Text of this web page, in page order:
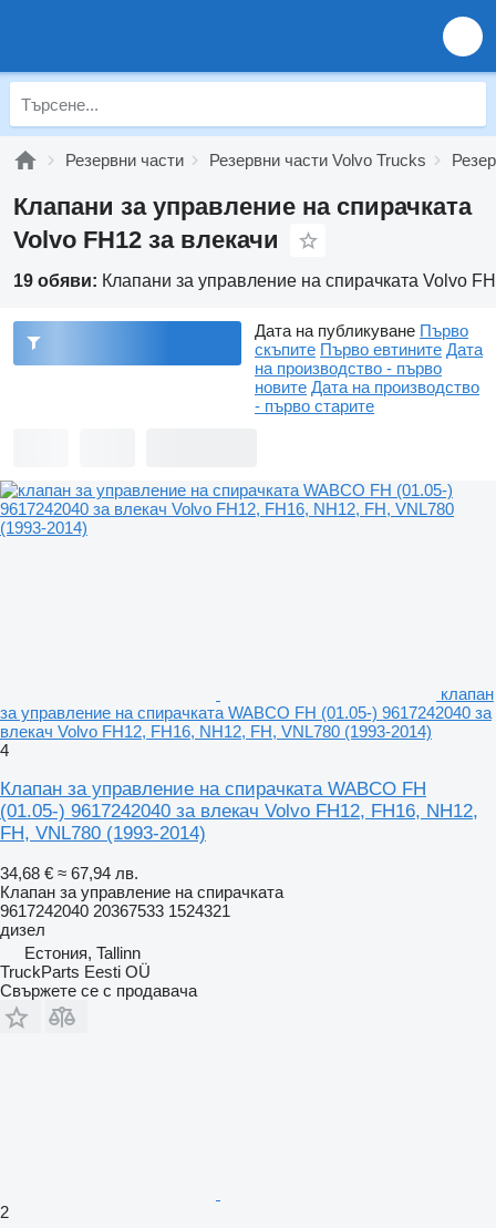
Резервни части Резервни части Volvo Trucks
Клапани за управление на спирачката
Volvo FH12 за влекачи
19 обяви: Клапани за управление на спирачката Volvo
Дата на публикуване Първо
скъпите Първо евтините Дата
на производство - първо
новите Дата на производство
- първо старите
клапан
за управление на спирачката WABCO FH (01.05-) 9617242040 за
влекач Volvo FH12, FH16, NH12, FH, VNL780 (1993-2014)
4
Клапан за управление на спирачката WABCO FH
(01.05-) 9617242040 за влекач Volvo FH12, FH16, NH12,
FH, VNL780 (1993-2014)
34,68 € ≈ 67,94 лв.
Клапан за управление на спирачката
9617242040 20367533 1524321
дизел
Естония, Tallinn
TruckParts Eesti OÜ
Свържете се с продавача
2